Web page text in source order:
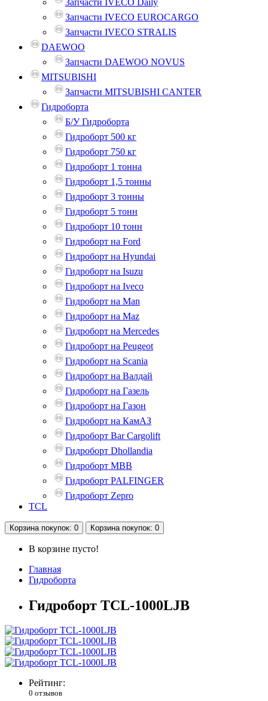
Запчасти IVECO EUROCARGO
Запчасти IVECO STRALIS
DAEWOO
Запчасти DAEWOO NOVUS
MITSUBISHI
Запчасти MITSUBISHI CANTER
Гидроборта
Б/У Гидроборта
Гидроборт 500 кг
Гидроборт 750 кг
Гидроборт 1 тонна
Гидроборт 1,5 тонны
Гидроборт 3 тонны
Гидроборт 5 тонн
Гидроборт 10 тонн
Гидроборт на Ford
Гидроборт на Hyundai
Гидроборт на Isuzu
Гидроборт на Iveco
Гидроборт на Man
Гидроборт на Maz
Гидроборт на Mercedes
Гидроборт на Peugeot
Гидроборт на Scania
Гидроборт на Валдай
Гидроборт на Газель
Гидроборт на Газон
Гидроборт на КамАЗ
Гидроборт Bar Cargolift
Гидроборт Dhollandia
Гидроборт MBB
Гидроборт PALFINGER
Гидроборт Zepro
TCL
Корзина покупок: 0 Корзина покупок: 0
В корзине пусто!
Главная
Гидроборта
Гидроборт TCL-1000LJB
Рейтинг:
0 отзывов